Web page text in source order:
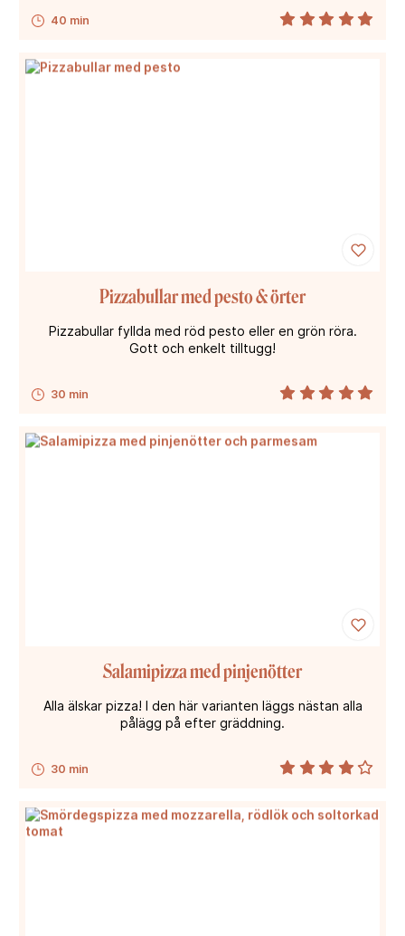
40 min
30 min
Pizzabullar med pesto & örter
Pizzabullar fyllda med röd pesto eller en grön röra.
Gott och enkelt tilltugg!
30 min
Salamipizza med pinjenötter
Alla älskar pizza! I den här varianten läggs nästan alla
pålägg på efter gräddning.